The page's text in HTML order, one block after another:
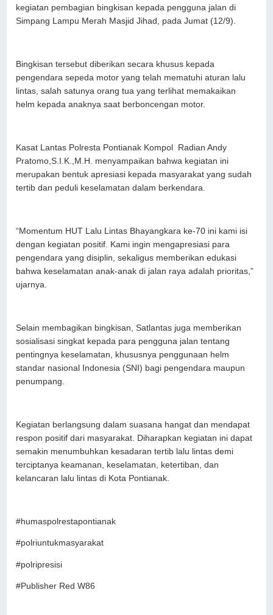
kegiatan pembagian bingkisan kepada pengguna jalan di
Simpang Lampu Merah Masjid Jihad, pada Jumat (12/9).
Bingkisan tersebut diberikan secara khusus kepada
pengendara sepeda motor yang telah mematuhi aturan lalu
lintas, salah satunya orang tua yang terlihat memakaikan
helm kepada anaknya saat berboncengan motor.
Kasat Lantas Polresta Pontianak Kompol Radian Andy
Pratomo,S.I.K.,M.H. menyampaikan bahwa kegiatan ini
merupakan bentuk apresiasi kepada masyarakat yang sudah
tertib dan peduli keselamatan dalam berkendara.
“Momentum HUT Lalu Lintas Bhayangkara ke-70 ini kami isi
dengan kegiatan positif. Kami ingin mengapresiasi para
pengendara yang disiplin, sekaligus memberikan edukasi
bahwa keselamatan anak-anak di jalan raya adalah prioritas,”
ujarnya.
Selain membagikan bingkisan, Satlantas juga memberikan
sosialisasi singkat kepada para pengguna jalan tentang
pentingnya keselamatan, khususnya penggunaan helm
standar nasional Indonesia (SNI) bagi pengendara maupun
penumpang.
Kegiatan berlangsung dalam suasana hangat dan mendapat
respon positif dari masyarakat. Diharapkan kegiatan ini dapat
semakin menumbuhkan kesadaran tertib lalu lintas demi
terciptanya keamanan, keselamatan, ketertiban, dan
kelancaran lalu lintas di Kota Pontianak.
#humaspolrestapontianak
#polriuntukmasyarakat
#polripresisi
#Publisher Red W86